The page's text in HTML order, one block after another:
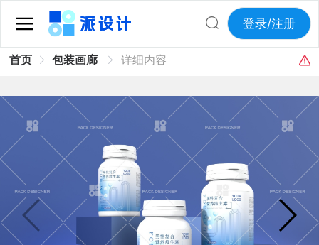
登录/注册
首页 包装画廊 详细内容